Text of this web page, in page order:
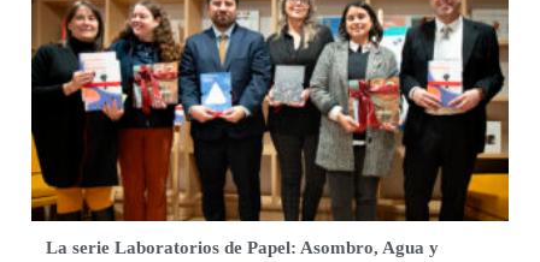
La serie Laboratorios de Papel: Asombro, Agua y